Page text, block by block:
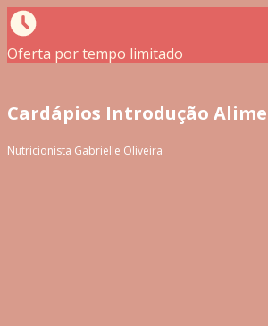
Oferta por tempo limitado
Cardápios Introdução
Nutricionista Gabrielle Oliveira